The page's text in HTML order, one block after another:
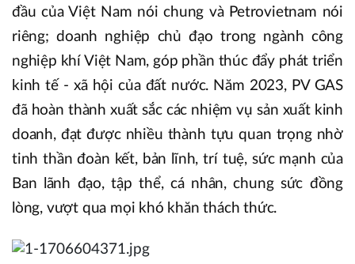
đầu của Việt Nam nói chung và Petrovietnam nói
riêng; doanh nghiệp chủ đạo trong ngành công
nghiệp khí Việt Nam, góp phần thúc đẩy phát triển
kinh tế - xã hội của đất nước. Năm 2023, PV GAS
đã hoàn thành xuất sắc các nhiệm vụ sản xuất kinh
doanh, đạt được nhiều thành tựu quan trọng nhờ
tinh thần đoàn kết, bản lĩnh, trí tuệ, sức mạnh của
Ban lãnh đạo, tập thể, cá nhân, chung sức đồng
lòng, vượt qua mọi khó khăn thách thức.